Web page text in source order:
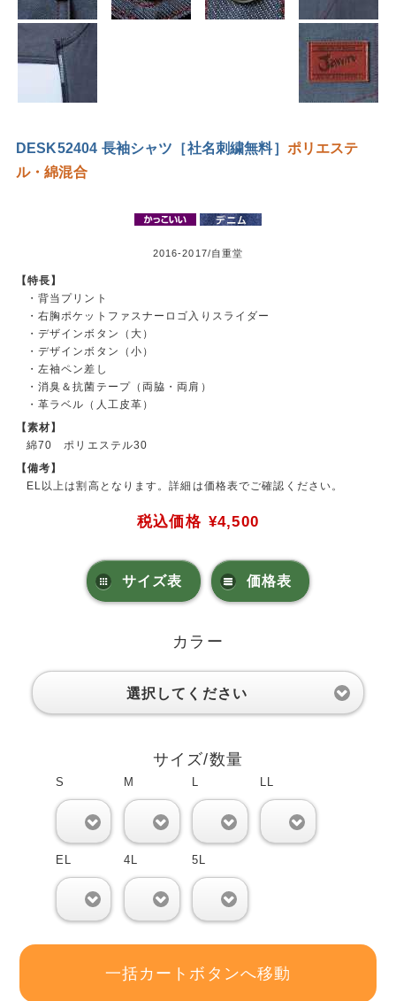
DESK52404 長袖シャツ［社名刺繍無料］ ポリエステ
ル・綿混合
2016-2017/自重堂
【特長】
・背当プリント
・右胸ポケットファスナーロゴ入りスライダー
・デザインボタン（大）
・デザインボタン（小）
・左袖ペン差し
・消臭＆抗菌テープ（両脇・両肩）
・革ラベル（人工皮革）
【素材】
綿70 ポリエステル30
【備考】
EL以上は割高となります。詳細は価格表でご確認ください。
税込価格 ¥4,500
サイズ表 価格表
カラー
選択してください
サイズ/数量
S M L LL
EL 4L 5L
一括カートボタンへ移動